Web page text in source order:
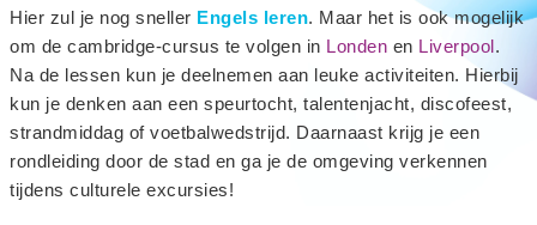
Hier zul je nog sneller Engels leren. Maar het is ook mogelijk
om de cambridge-cursus te volgen in Londen en Liverpool.
Na de lessen kun je deelnemen aan leuke activiteiten. Hierbij
kun je denken aan een speurtocht, talentenjacht, discofeest,
strandmiddag of voetbalwedstrijd. Daarnaast krijg je een
rondleiding door de stad en ga je de omgeving verkennen
tijdens culturele excursies!